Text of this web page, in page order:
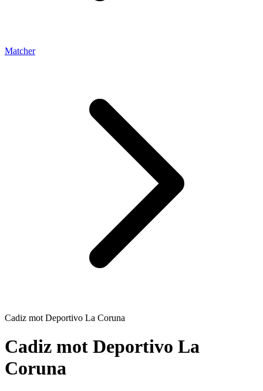
Matcher
Cadiz mot Deportivo La Coruna
Cadiz mot Deportivo La
Coruna